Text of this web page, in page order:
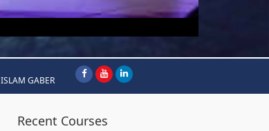
ISLAM GABER
Recent Courses